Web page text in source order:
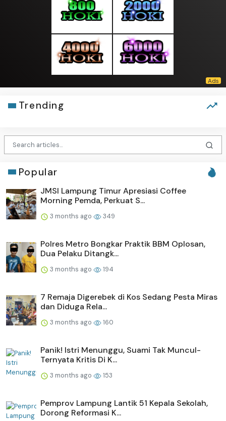
Trending
Popular
JMSI Lampung Timur Apresiasi Coffee
Morning Pemda, Perkuat S...
3 months ago 349
Polres Metro Bongkar Praktik BBM Oplosan,
Dua Pelaku Ditangk...
3 months ago 194
7 Remaja Digerebek di Kos Sedang Pesta Miras
dan Diduga Rela...
3 months ago 160
Panik! Istri Menunggu, Suami Tak Muncul-
Ternyata Kritis Di K...
3 months ago 153
Pemprov Lampung Lantik 51 Kepala Sekolah,
Dorong Reformasi K...